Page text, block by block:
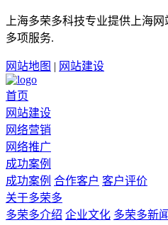
上海多荣多科技专业提供上海
多项服务.
网站地图 | 网站建设
首页
网站建设
网络营销
网络推广
成功案例
成功案例 合作客户 客户评价
关于多荣多
多荣多介绍 企业文化 多荣多新闻